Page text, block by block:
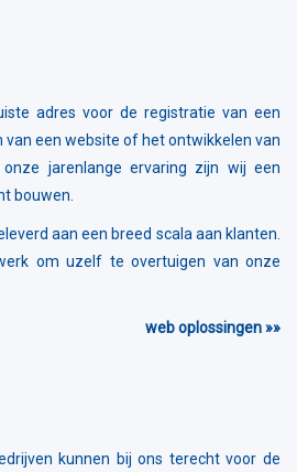
adres voor de registratie van een
een website of het ontwikkelen van
jarenlange ervaring zijn wij een
bouwen.
aan een breed scala aan klanten.
om uzelf te overtuigen van onze
web oplossingen »»
kunnen bij ons terecht voor de